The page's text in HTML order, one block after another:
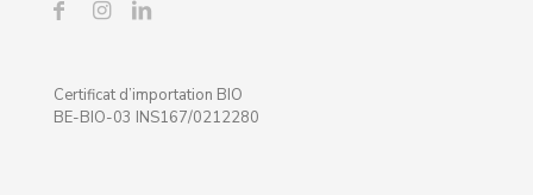
Certificat d’importation BIO
BE-BIO-03 INS167/0212280